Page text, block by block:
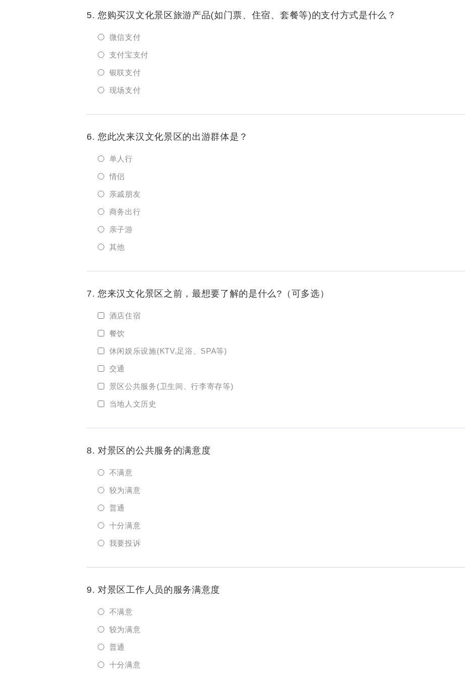
5. 您购买汉文化景区旅游产品(如门票、住宿、套餐等)的支付方式是什么？
微信支付
支付宝支付
银联支付
现场支付
6. 您此次来汉文化景区的出游群体是？
单人行
情侣
亲戚朋友
商务出行
亲子游
其他
7. 您来汉文化景区之前，最想要了解的是什么?（可多选）
酒店住宿
餐饮
休闲娱乐设施(KTV,足浴、SPA等)
交通
景区公共服务(卫生间、行李寄存等)
当地人文历史
8. 对景区的公共服务的满意度
不满意
较为满意
普通
十分满意
我要投诉
9. 对景区工作人员的服务满意度
不满意
较为满意
普通
十分满意